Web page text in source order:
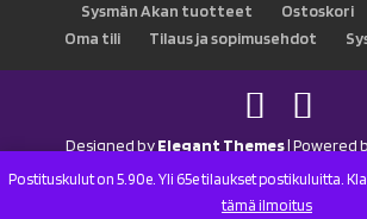
Postituskulut on 5.90e. Yli 65e tilaukset postikuluitta.
tämä ilmoitus
Sysmän Akan tuotteet
Ostoskori
Oma tili
Tilaus ja sopimusehdot
Designed byElegant Themes| Powered